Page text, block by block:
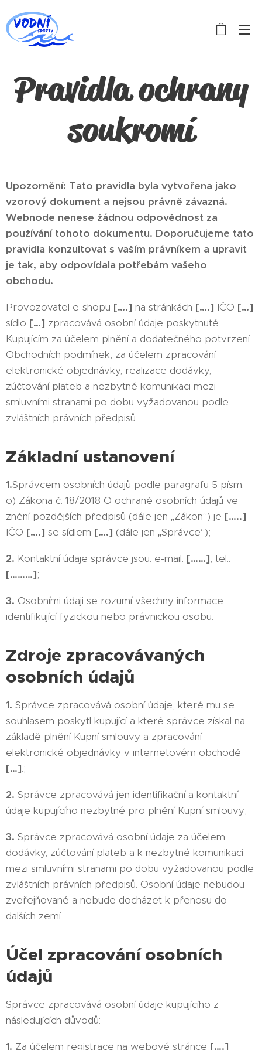
Pravidla ochrany
soukromí
Upozornění: Tato pravidla byla vytvořena jako
vzorový dokument a nejsou právně závazná.
Webnode nenese žádnou odpovědnost za
používání tohoto dokumentu. Doporučujeme tato
pravidla konzultovat s vaším právníkem a upravit
je tak, aby odpovídala potřebám vašeho
obchodu.
Provozovatel e-shopu [….] na stránkách [….] IČO […]
sídlo […] zpracovává osobní údaje poskytnuté
Kupujícím za účelem plnění a dodatečného potvrzení
Obchodních podmínek, za účelem zpracování
elektronické objednávky, realizace dodávky,
zúčtování plateb a nezbytné komunikaci mezi
smluvními stranami po dobu vyžadovanou podle
zvláštních právních předpisů.
Základní ustanovení
1.Správcem osobních údajů podle paragrafu 5 písm.
o) Zákona č. 18/2018 O ochraně osobních údajů ve
znění pozdějších předpisů (dále jen „Zákon“) je […..]
IČO [….] se sídlem [….] (dále jen „Správce“);
2. Kontaktní údaje správce jsou: e-mail: [……], tel.:
[………];
3. Osobními údaji se rozumí všechny informace
identifikující fyzickou nebo právnickou osobu.
Zdroje zpracovávaných
osobních údajů
1. Správce zpracovává osobní údaje, které mu se
souhlasem poskytl kupující a které správce získal na
základě plnění Kupní smlouvy a zpracování
elektronické objednávky v internetovém obchodě
[…].;
2. Správce zpracovává jen identifikační a kontaktní
údaje kupujícího nezbytné pro plnění Kupní smlouvy;
3. Správce zpracovává osobní údaje za účelem
dodávky, zúčtování plateb a k nezbytné komunikaci
mezi smluvními stranami po dobu vyžadovanou podle
zvláštních právních předpisů. Osobní údaje nebudou
zveřejňované a nebude docházet k přenosu do
dalších zemí.
Účel zpracování osobních
údajů
Správce zpracovává osobní údaje kupujícího z
následujících důvodů:
1. Za účelem registrace na webové stránce [….]